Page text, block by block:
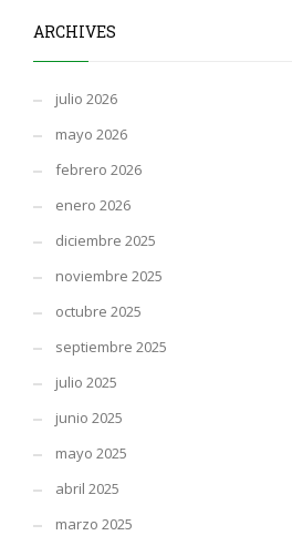
ARCHIVES
julio 2026
mayo 2026
febrero 2026
enero 2026
diciembre 2025
noviembre 2025
octubre 2025
septiembre 2025
julio 2025
junio 2025
mayo 2025
abril 2025
marzo 2025